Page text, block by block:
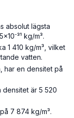
absolut lägsta
kg/m³.
1 410 kg/m³, vilket
vatten.
har en densitet på
densitet är 5 520
7 874 kg/m³.